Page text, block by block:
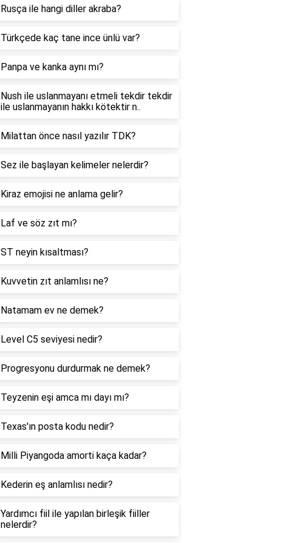
Rusça ile hangi diller akraba?
Türkçede kaç tane ince ünlü var?
Panpa ve kanka aynı mı?
Nush ile uslanmayanı etmeli tekdir tekdir
ile uslanmayanın hakkı kötektir n..
Milattan önce nasıl yazılır TDK?
Sez ile başlayan kelimeler nelerdir?
Kiraz emojisi ne anlama gelir?
Laf ve söz zıt mı?
ST neyin kısaltması?
Kuvvetin zıt anlamlısı ne?
Natamam ev ne demek?
Level C5 seviyesi nedir?
Progresyonu durdurmak ne demek?
Teyzenin eşi amca mı dayı mı?
Texas'ın posta kodu nedir?
Milli Piyangoda amorti kaça kadar?
Kederin eş anlamlısı nedir?
Yardımcı fiil ile yapılan birleşik fiiller
nelerdir?